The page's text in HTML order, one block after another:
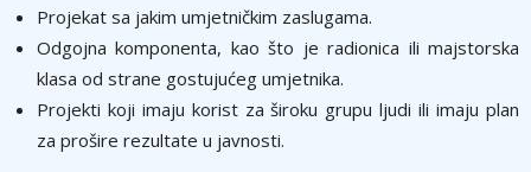
Projekat sa jakim umjetničkim zaslugama.
Odgojna komponenta, kao što je radionica ili majstorska
klasa od strane gostujućeg umjetnika.
Projekti koji imaju korist za široku grupu ljudi ili imaju plan
za prošire rezultate u javnosti.